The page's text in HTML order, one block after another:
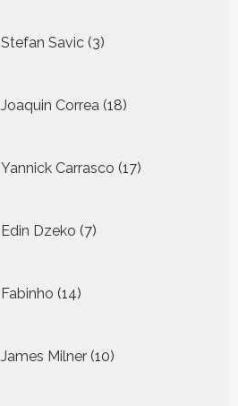
Stefan Savic 3
producten
Joaquin Correa 18
producten
Yannick Carrasco 17
producten
Edin Dzeko 7
producten
Fabinho 14
producten
James Milner 10
producten